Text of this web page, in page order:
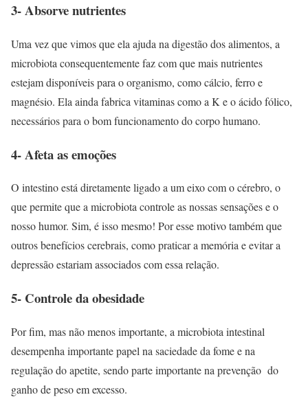
3-Absorve nutrientes
Uma vez que vimos que ela ajuda na digestão dos alimentos, a
microbiota consequentemente faz com que mais nutrientes
estejam disponíveis para o organismo, como cálcio, ferro e
magnésio. Ela ainda fabrica vitaminas como a K e o ácido fólico,
necessários para o bom funcionamento do corpo humano.
4-Afeta as emoções
O intestino está diretamente ligado a um eixo com o cérebro, o
que permite que a microbiota controle as nossas sensações e o
nosso humor. Sim, é isso mesmo! Por esse motivo também que
outros benefícios cerebrais, como praticar a memória e evitar a
depressão estariam associados com essa relação.
5- Controle da obesidade
Por fim, mas não menos importante, a microbiota intestinal
desempenha importante papel na saciedade da fome e na
regulação do apetite, sendo parte importante na prevenção do
ganho de peso em excesso.